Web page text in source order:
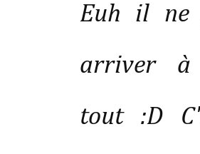
Euh il ne
arriver
tout :D